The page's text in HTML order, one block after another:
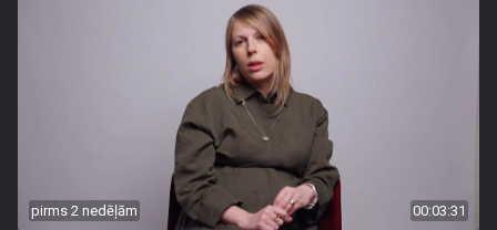
pirms 2 nedēļām 00:03:31